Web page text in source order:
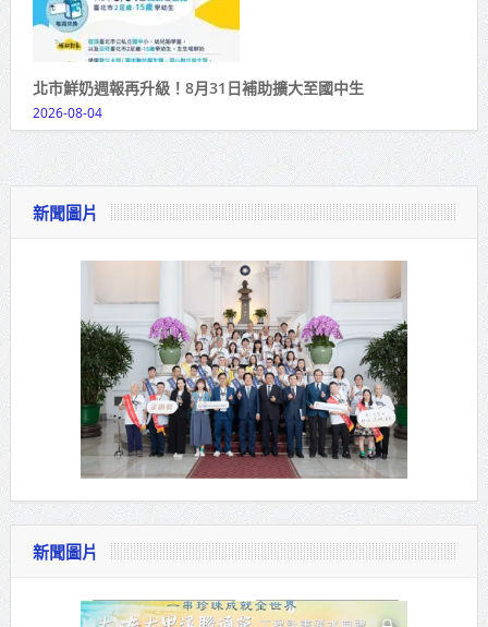
北市鮮奶週報再升級！8月31日補助擴大至國中生
2026-08-04
新聞圖片
新聞圖片